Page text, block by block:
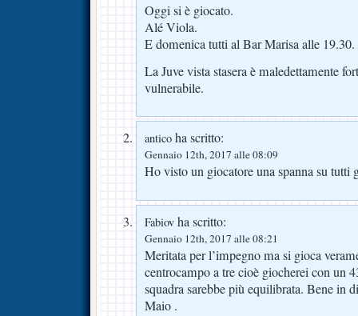
Oggi si è giocato.
Alé Viola.
E domenica tutti al Bar Marisa alle 19.30.
La Juve vista stasera è maledettamente
vulnerabile.
antico ha scritto:
Gennaio 12th, 2017 alle 08:09
Ho visto un giocatore una spanna su tutti
Fabiov ha scritto:
Gennaio 12th, 2017 alle 08:21
Meritata per l’impegno ma si gioca
centrocampo a tre cioè giocherei con un
squadra sarebbe più equilibrata. Bene in
Maio .